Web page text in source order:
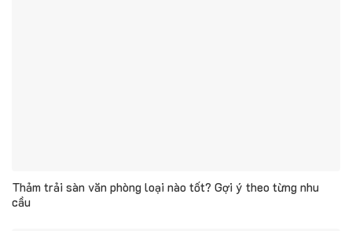
Thảm trải sàn văn phòng loại nào tốt? Gợi ý theo từng nhu
cầu